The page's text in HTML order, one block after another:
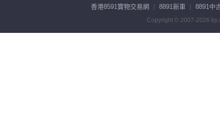
香港8591寶物交易網
8891新車 8891中
Copyright © 2007-2026 by